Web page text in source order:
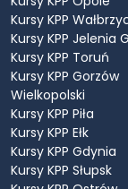
Kursy KPP
Kursy KPP Jelenia
Kursy KPP Toruń
Kursy KPP Gorzów
Wielkopolski
Kursy KPP Piła
Kursy KPP Ełk
Kursy KPP Gdynia
Kursy KPP Słupsk